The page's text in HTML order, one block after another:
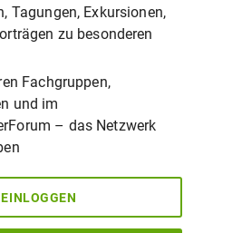
Tagungen, Exkursionen,
zu besonderen
Fachgruppen,
und im
– das Netzwerk
EINLOGGEN